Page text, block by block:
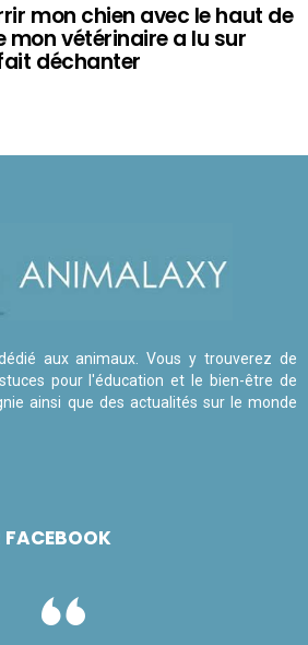
mon chien avec le haut de
mon vétérinaire a lu sur
déchanter
aux animaux. Vous y trouverez de
pour l'éducation et le bien-être de
ainsi que des actualités sur le monde
FACEBOOK